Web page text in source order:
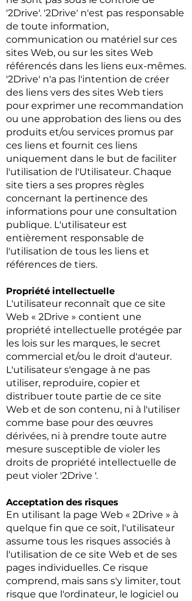
'2Drive'. '2Drive' n'est pas responsable
de toute information,
communication ou matériel sur ces
sites Web, ou sur les sites Web
référencés dans les liens eux-mêmes.
'2Drive' n'a pas l'intention de créer
des liens vers des sites Web tiers
pour exprimer une recommandation
ou une approbation des liens ou des
produits et/ou services promus par
ces liens et fournit ces liens
uniquement dans le but de faciliter
l'utilisation de l'Utilisateur. Chaque
site tiers a ses propres règles
concernant la pertinence des
informations pour une consultation
publique. L'utilisateur est
entièrement responsable de
l'utilisation de tous les liens et
références de tiers.
Propriété intellectuelle
L'utilisateur reconnaît que ce site
Web « 2Drive » contient une
propriété intellectuelle protégée par
les lois sur les marques, le secret
commercial et/ou le droit d'auteur.
L'utilisateur s'engage à ne pas
utiliser, reproduire, copier et
distribuer toute partie de ce site
Web et de son contenu, ni à l'utiliser
comme base pour des œuvres
dérivées, ni à prendre toute autre
mesure susceptible de violer les
droits de propriété intellectuelle de
peut violer '2Drive '.
Acceptation des risques
En utilisant la page Web « 2Drive » à
quelque fin que ce soit, l'utilisateur
assume tous les risques associés à
l'utilisation de ce site Web et de ses
pages individuelles. Ce risque
comprend, mais sans s'y limiter, tout
risque que l'ordinateur, le logiciel ou